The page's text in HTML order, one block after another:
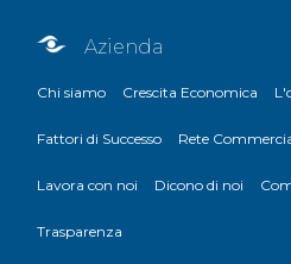
Azienda
Chi siamo Crescita Economica
Fattori di Successo Rete
Lavora con noi Dicono di noi
Trasparenza